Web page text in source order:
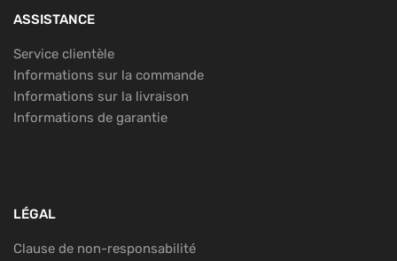
ASSISTANCE
Service clientèle
Informations sur la commande
Informations sur la livraison
Informations de garantie
LÉGAL
Clause de non-responsabilité